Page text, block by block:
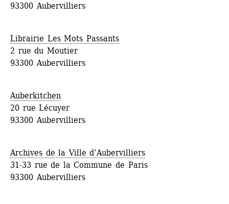
93300 Aubervilliers
Librairie Les Mots Passants
2 rue du Moutier
93300 Aubervilliers
Auberkitchen
20 rue Lécuyer
93300 Aubervilliers
Archives de la Ville d’Aubervilliers
31-33 rue de la Commune de Paris
93300 Aubervilliers